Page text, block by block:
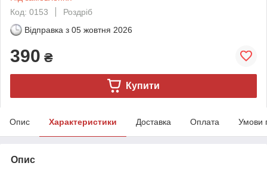
Код: 0153
Роздріб
Відправка з 05 жовтня 2026
390 ₴
Купити
Опис Характеристики Доставка Оплата Умови
Опис